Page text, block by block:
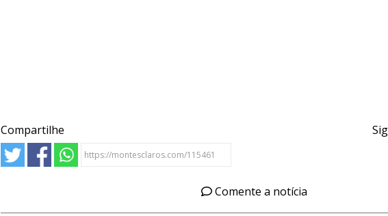
Compartilhe
Comente a notícia